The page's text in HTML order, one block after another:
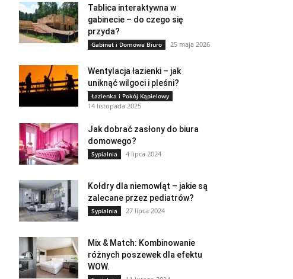
Tablica interaktywna w
gabinecie – do czego się
przyda?
Gabinet i Domowe Biuro 25 maja 2026
Wentylacja łazienki – jak
uniknąć wilgoci i pleśni?
Łazienka i Pokój Kąpielowy
14 listopada 2025
Jak dobrać zasłony do biura
domowego?
Sypialnia 4 lipca 2024
Kołdry dla niemowląt – jakie są
zalecane przez pediatrów?
Sypialnia 27 lipca 2024
Mix & Match: Kombinowanie
różnych poszewek dla efektu
WOW.